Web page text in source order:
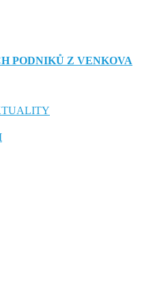
PODNIKŮ Z VENKOVA